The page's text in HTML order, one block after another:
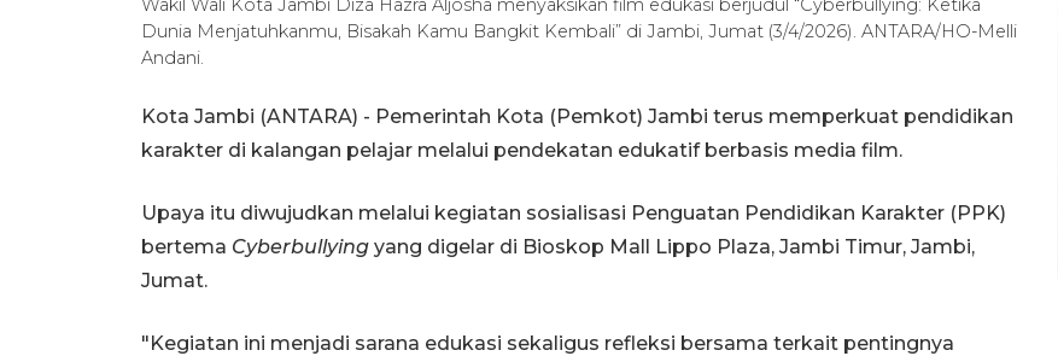
Wakil Wali Kota Jambi Diza Hazra Aljosha menyaksikan film edukasi berjudul “Cyberbullying: Ketika
Dunia Menjatuhkanmu, Bisakah Kamu Bangkit Kembali” di Jambi, Jumat (3/4/2026). ANTARA/HO-Melli
Andani.
Kota Jambi (ANTARA) - Pemerintah Kota (Pemkot) Jambi terus memperkuat pendidikan
karakter di kalangan pelajar melalui pendekatan edukatif berbasis media film.
Upaya itu diwujudkan melalui kegiatan sosialisasi Penguatan Pendidikan Karakter (PPK)
bertema Cyberbullying yang digelar di Bioskop Mall Lippo Plaza, Jambi Timur, Jambi,
Jumat.
"Kegiatan ini menjadi sarana edukasi sekaligus refleksi bersama terkait pentingnya